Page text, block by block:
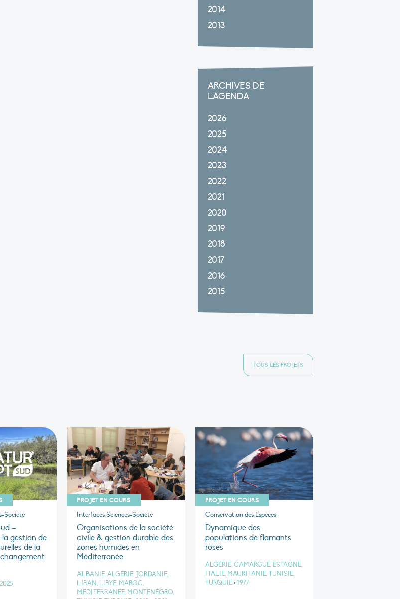
2014
2013
ARCHIVES DE
L'AGENDA
2026
2025
2024
2023
2022
2021
2020
2019
2018
2017
2016
2015
TOUS LES PROJETS
Société
–
gestion de
de la
PROJET EN COURS
Interfaces Sciences-Société
Organisations de la société
civile & gestion durable des
zones humides en
Méditerranée
ALBANIE, ALGÉRIE, JORDANIE,
LIBAN, LIBYE, MAROC,
MÉDITERRANÉE, MONTÉNÉGRO,
PROJET EN COURS
Conservation des Espèces
Dynamique des
populations de flamants
roses
ALGÉRIE, CAMARGUE, ESPAGNE,
ITALIE, MAURITANIE, TUNISIE,
TURQUIE•1977